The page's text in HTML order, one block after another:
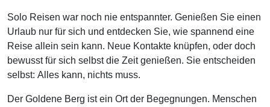
Solo Reisen war noch nie entspannter. Genießen Sie einen
Urlaub nur für sich und entdecken Sie, wie spannend eine
Reise allein sein kann. Neue Kontakte knüpfen, oder doch
bewusst für sich selbst die Zeit genießen. Sie entscheiden
selbst: Alles kann, nichts muss.
Der Goldene Berg ist ein Ort der Begegnungen. Menschen